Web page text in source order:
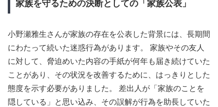
家族を守るための決断としての「家族公表」
小野瀬雅生さんが家族の存在を公表した背景には、長期間
にわたって続いた迷惑行為があります。 家族やその友人
に対して、脅迫めいた内容の手紙が何年も届き続けていた
ことがあり、その状況を改善するために、はっきりとした
態度を示す必要がありました。 差出人が「家族のことを
隠している」と思い込み、その誤解が行為を助長していた